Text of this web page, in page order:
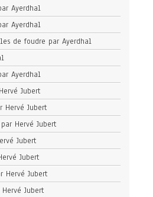
Ayerdhal
Ayerdhal
de foudre par Ayerdhal
Ayerdhal
Jubert
Hervé Jubert
Hervé Jubert
Jubert
Jubert
Hervé Jubert
Jubert